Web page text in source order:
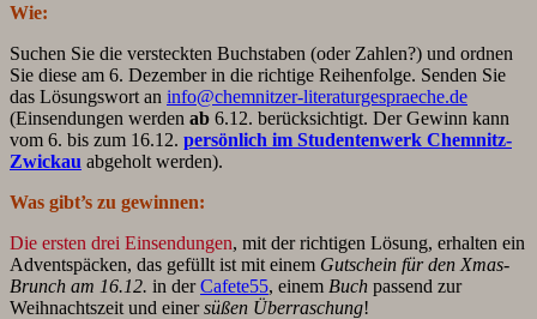
Wie:
Suchen Sie die versteckten Buchstaben (oder Zahlen?) und ordnen
Sie diese am 6. Dezember in die richtige Reihenfolge. Senden Sie
das Lösungswort an info@chemnitzer-literaturgespraeche.de
(Einsendungen werden ab 6.12. berücksichtigt. Der Gewinn kann
vom 6. bis zum 16.12. persönlich im Studentenwerk Chemnitz-
Zwickau abgeholt werden).
Was gibt’s zu gewinnen:
Die ersten drei Einsendungen, mit der richtigen Lösung, erhalten ein
Adventspäcken, das gefüllt ist mit einem Gutschein für den Xmas-
Brunch am 16.12. in derCafete55, einem Buch passend zur
Weihnachtszeit und einersüßen Überraschung!